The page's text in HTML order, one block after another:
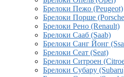
Брелоки Пежо (Peugeot)
Брелоки Порше
Брелоки Рено (Renault)
Брелоки Сааб (Saab)
Брелоки Санг Йонг
Брелоки Сеат (Seat)
Брелоки Ситроен
Брелоки Субару